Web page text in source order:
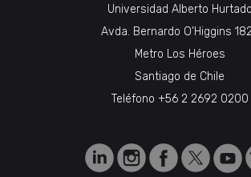
Universidad Alberto Hurtado
Avda. Bernardo O’Higgins
Metro Los Héroes
Santiago de Chile
Teléfono +56 2 2692 0200